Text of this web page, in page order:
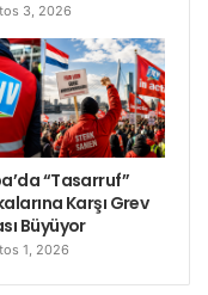
3, 2026
“Tasarruf”
Karşı Grev
Büyüyor
1, 2026